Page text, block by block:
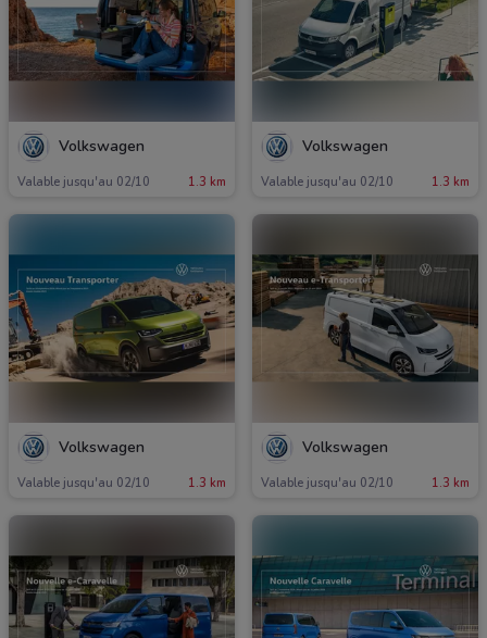
Volkswagen
Valable jusqu'au 02/10 1.3 km
Volkswagen
Valable jusqu'au 02/10 1.3 km
Volkswagen
Valable jusqu'au 02/10 1.3 km
Volkswagen
Valable jusqu'au 02/10 1.3 km